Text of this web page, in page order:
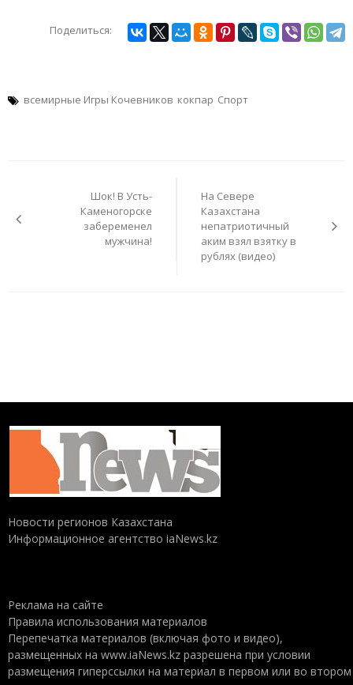
Поделиться:
всемирные Игры Кочевников кокпар Спорт
Шок! В Усть-
Каменогорске
забеременел
мужчина!
На Севере
Казахстана
непатриотичный
аким взял взятку в
рублях (видео)
Новости регионов Казахстана
Информационное агентство iaNews.kz
Реклама на сайте
Правила использования материалов
Перепечатка материалов (включая фото и видео),
размещенных на www.iaNews.kz разрешена при условии
размещения гиперссылки на материал в первом или во втором